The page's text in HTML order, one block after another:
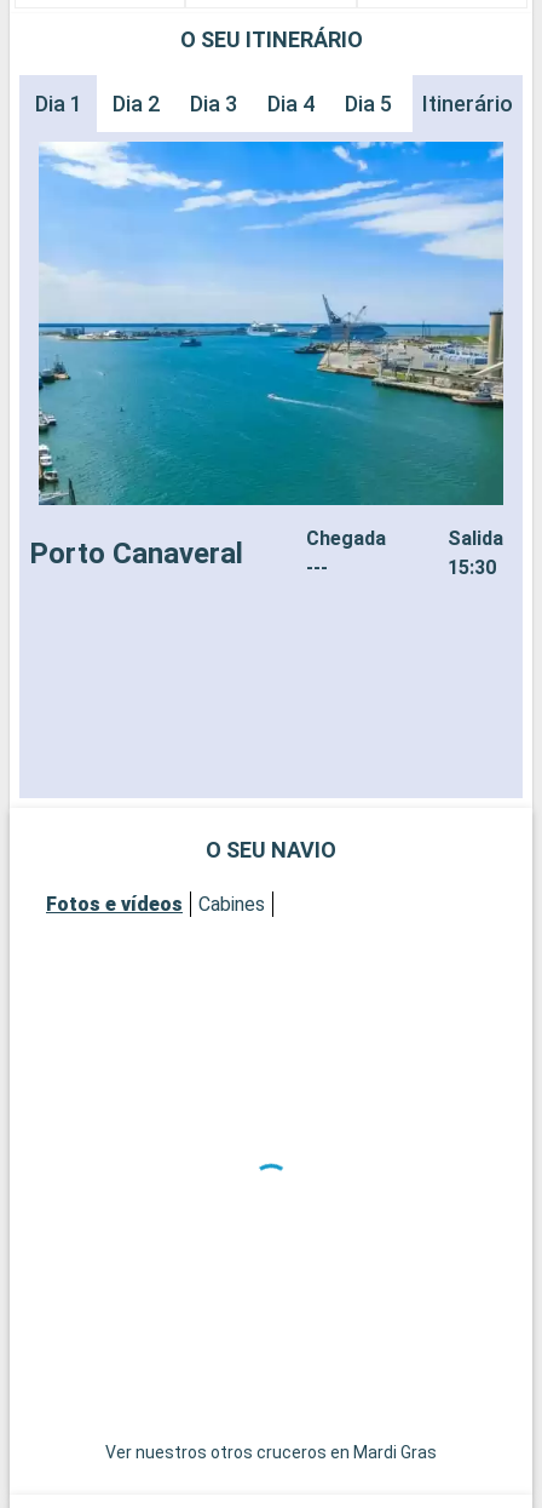
O SEU ITINERÁRIO
Dia 1 Dia 2 Dia 3 Dia 4 Dia 5 Dia 6 Dia
Itinerário
Porto Canaveral
Chegada
---
Salida
15:30
O SEU NAVIO
Fotos e vídeos Cabines
Ver nuestros otros cruceros en Mardi Gras